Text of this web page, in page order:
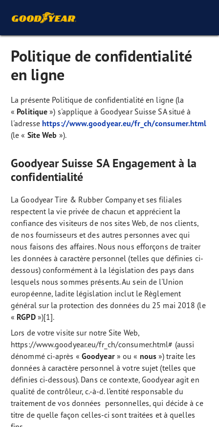
Politique de confidentialité
en ligne
La présente Politique de confidentialité en ligne (la
« Politique ») s'applique à Goodyear Suisse SA situé à
l'adresse https://www.goodyear.eu/fr_ch/consumer.html
(le « Site Web »).
Goodyear Suisse SA Engagement à la
confidentialité
La Goodyear Tire & Rubber Company et ses filiales
respectent la vie privée de chacun et apprécient la
confiance des visiteurs de nos sites Web, de nos clients,
de nos fournisseurs et des autres personnes avec qui
nous faisons des affaires. Nous nous efforçons de traiter
les données à caractère personnel (telles que définies ci-
dessous) conformément à la législation des pays dans
lesquels nous sommes présents. Au sein de l'Union
européenne, ladite législation inclut le Règlement
général sur la protection des données du 25 mai 2018 (le
« RGPD »)[1].
Lors de votre visite sur notre Site Web,
https://www.goodyear.eu/fr_ch/consumer.html# (aussi
dénommé ci-après « Goodyear» ou « nous») traite les
données à caractère personnel à votre sujet (telles que
définies ci-dessous). Dans ce contexte, Goodyear agit en
qualité de contrôleur, c.-à-d. l’entité responsable du
traitement de vos données personnelles, qui décide à ce
titre de quelle façon celles-ci sont traitées et à quelles